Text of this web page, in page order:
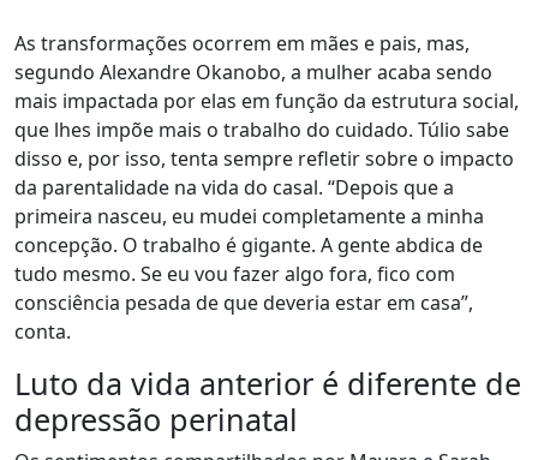
As transformações ocorrem em mães e pais, mas,
segundo Alexandre Okanobo, a mulher acaba sendo
mais impactada por elas em função da estrutura social,
que lhes impõe mais o trabalho do cuidado. Túlio sabe
disso e, por isso, tenta sempre refletir sobre o impacto
da parentalidade na vida do casal. “Depois que a
primeira nasceu, eu mudei completamente a minha
concepção. O trabalho é gigante. A gente abdica de
tudo mesmo. Se eu vou fazer algo fora, fico com
consciência pesada de que deveria estar em casa”,
conta.
Luto da vida anterior é diferente de
depressão perinatal